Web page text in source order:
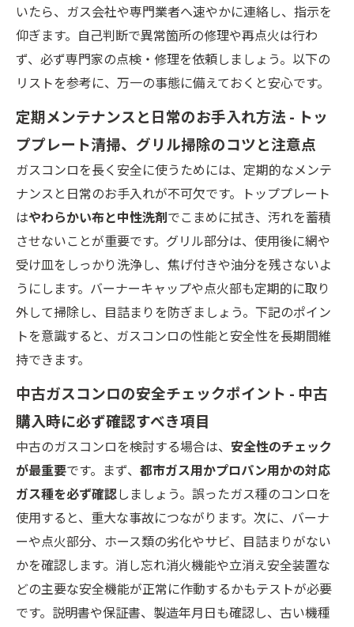
いたら、ガス会社や専門業者へ速やかに連絡し、指示を
仰ぎます。自己判断で異常箇所の修理や再点火は行わ
ず、必ず専門家の点検・修理を依頼しましょう。以下の
リストを参考に、万一の事態に備えておくと安心です。
定期メンテナンスと日常のお手入れ方法 - トッ
ププレート清掃、グリル掃除のコツと注意点
ガスコンロを長く安全に使うためには、定期的なメンテ
ナンスと日常のお手入れが不可欠です。トッププレート
はやわらかい布と中性洗剤でこまめに拭き、汚れを蓄積
させないことが重要です。グリル部分は、使用後に網や
受け皿をしっかり洗浄し、焦げ付きや油分を残さないよ
うにします。バーナーキャップや点火部も定期的に取り
外して掃除し、目詰まりを防ぎましょう。下記のポイン
トを意識すると、ガスコンロの性能と安全性を長期間維
持できます。
中古ガスコンロの安全チェックポイント - 中古
購入時に必ず確認すべき項目
中古のガスコンロを検討する場合は、 安全性のチェック
が最重要です。まず、 都市ガス用かプロパン用かの対応
ガス種を必ず確認しましょう。誤ったガス種のコンロを
使用すると、重大な事故につながります。次に、バーナ
ーや点火部分、ホース類の劣化やサビ、目詰まりがない
かを確認します。消し忘れ消火機能や立消え安全装置な
どの主要な安全機能が正常に作動するかもテストが必要
です。説明書や保証書、製造年月日も確認し、古い機種